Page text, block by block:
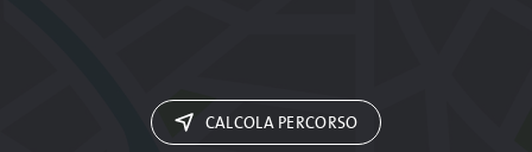
CALCOLA PERCORSO